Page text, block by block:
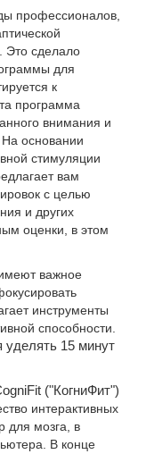
профессионалов,
Это сделало
для
к
программа
внимания и
основании
стимуляции
вам
с целью
и других
оценки, в этом
важное
инструменты
способности.
уделять 15 минут
("КогниФит")
интерактивных
для мозга, в
В конце